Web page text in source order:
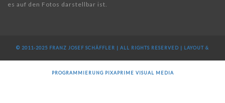
es auf den Fotos darstellbar ist.
© 2011-2025 FRANZ JOSEF SCHÄFFLER | ALL RIGHTS RESERVED | LAYOUT &
PROGRAMMIERUNG PIXAPRIME VISUAL MEDIA